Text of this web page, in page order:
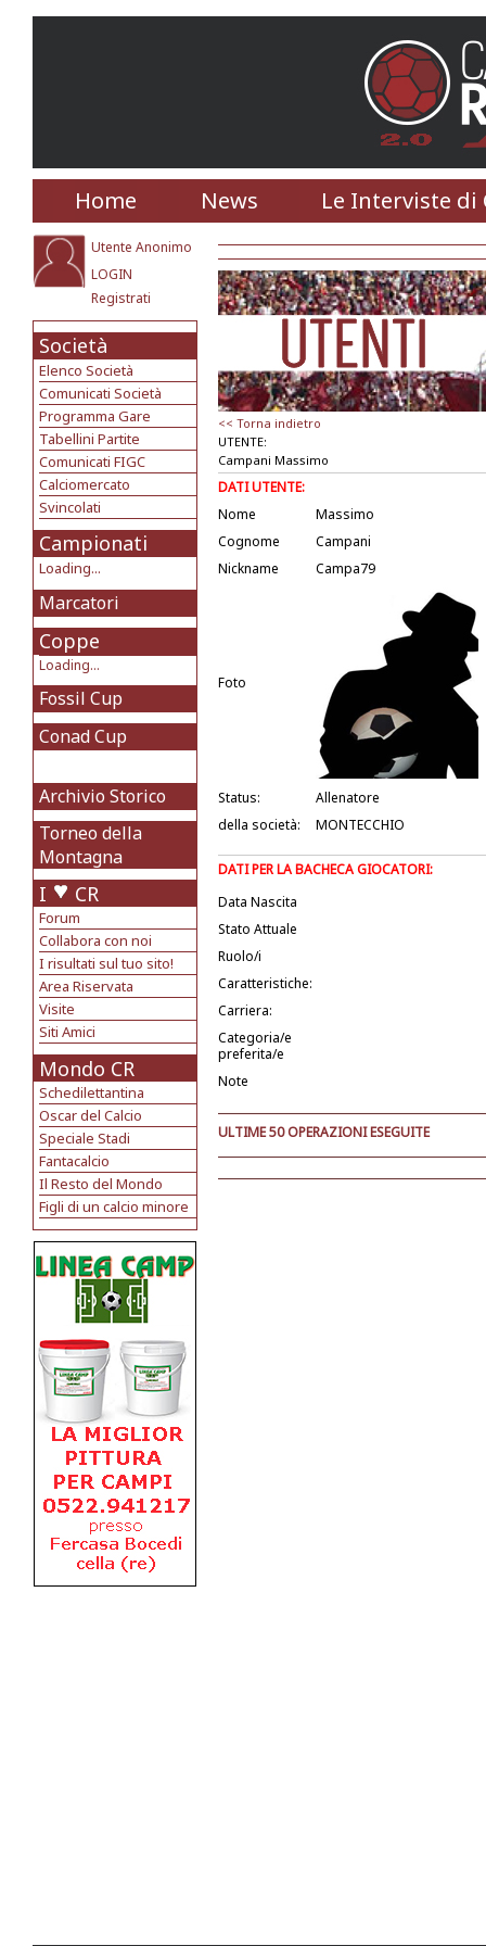
Home News Le Interviste di
Utente Anonimo
LOGIN
Registrati
Società
Elenco Società
Comunicati Società
Programma Gare
Tabellini Partite
Comunicati FIGC
Calciomercato
Svincolati
Campionati
Loading...
Marcatori
Coppe
Loading...
Fossil Cup
Conad Cup
Archivio Storico
Torneo della
Montagna
I CR
Forum
Collabora con noi
I risultati sul tuo sito!
Area Riservata
Visite
Siti Amici
Mondo CR
Schedilettantina
Oscar del Calcio
Speciale Stadi
Fantacalcio
Il Resto del Mondo
Figli di un calcio minore
<< Torna indietro
UTENTE:
Campani Massimo
DATI UTENTE:
Nome
Massimo
Cognome
Campani
Nickname
Campa79
Foto
Status:
Allenatore
della società:
MONTECCHIO
DATI PER LA BACHECA GIOCATORI:
Data Nascita
Stato Attuale
Ruolo/i
Caratteristiche:
Carriera:
Categoria/e
preferita/e
Note
ULTIME 50 OPERAZIONI ESEGUITE